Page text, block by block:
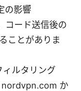
の影響
コード送信後の
ことがありま
ルタリング
nordvpn.com か